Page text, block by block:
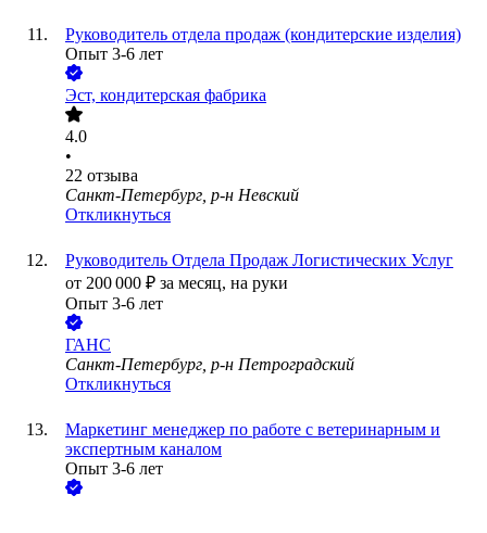
Руководитель отдела продаж (кондитерские изделия)
Опыт 3-6 лет
Эст, кондитерская фабрика
4.0
•
22 отзыва
Санкт-Петербург, р-н Невский
Откликнуться
Руководитель Отдела Продаж Логистических Услуг
от 200 000 ₽ за месяц, на руки
Опыт 3-6 лет
ГАНС
Санкт-Петербург, р-н Петроградский
Откликнуться
Маркетинг менеджер по работе с ветеринарным и
экспертным каналом
Опыт 3-6 лет